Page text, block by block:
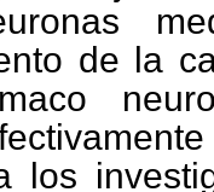
de la
los